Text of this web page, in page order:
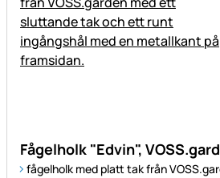
Fågelholk "Edvin",
fågelholk med platt tak från